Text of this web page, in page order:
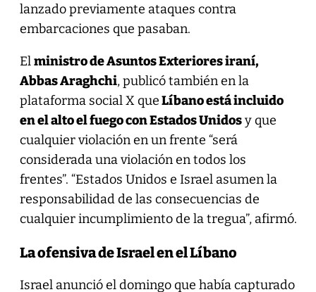
lanzado previamente ataques contra
embarcaciones que pasaban.
Elministro de Asuntos Exteriores iraní,
Abbas Araghchi, publicó también en la
plataforma social X queLíbano está incluido
en el alto el fuego con Estados Unidosy que
cualquier violación en un frente “será
considerada una violación en todos los
frentes”. “Estados Unidos e Israel asumen la
responsabilidad de las consecuencias de
cualquier incumplimiento de la tregua”, afirmó.
La ofensiva de Israel en el Líbano
Israel anunció el domingo que había capturado